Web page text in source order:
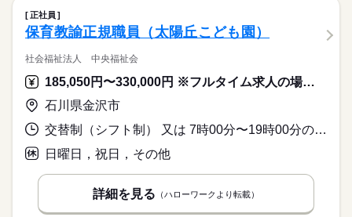
正社員
保育教諭正規職員（太陽丘こども園）
社会福祉法人 中央福祉会
185,050円〜330,000円 ※フルタイム求人の場合は月額（換算額）、パート求人の場合は時間額を表示しています。
石川県金沢市
交替制（シフト制） 又は 7時00分〜19時00分の時間の間の8時間程度
日曜日，祝日，その他
詳細を見る （ハローワークより転載）